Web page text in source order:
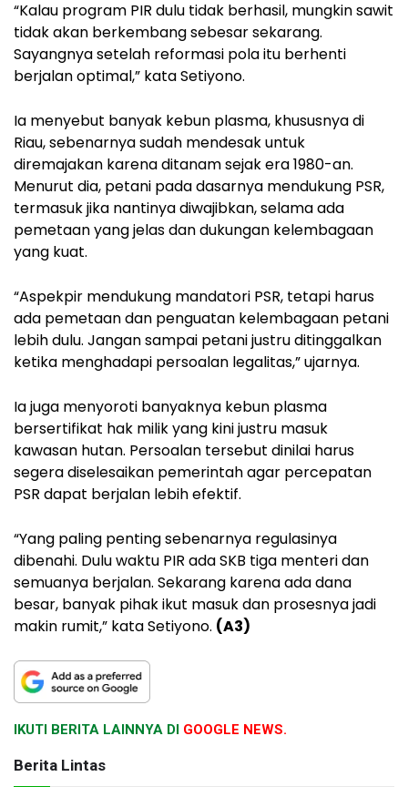
“Kalau program PIR dulu tidak berhasil, mungkin sawit
tidak akan berkembang sebesar sekarang.
Sayangnya setelah reformasi pola itu berhenti
berjalan optimal,” kata Setiyono.
Ia menyebut banyak kebun plasma, khususnya di
Riau, sebenarnya sudah mendesak untuk
diremajakan karena ditanam sejak era 1980-an.
Menurut dia, petani pada dasarnya mendukung PSR,
termasuk jika nantinya diwajibkan, selama ada
pemetaan yang jelas dan dukungan kelembagaan
yang kuat.
“Aspekpir mendukung mandatori PSR, tetapi harus
ada pemetaan dan penguatan kelembagaan petani
lebih dulu. Jangan sampai petani justru ditinggalkan
ketika menghadapi persoalan legalitas,” ujarnya.
Ia juga menyoroti banyaknya kebun plasma
bersertifikat hak milik yang kini justru masuk
kawasan hutan. Persoalan tersebut dinilai harus
segera diselesaikan pemerintah agar percepatan
PSR dapat berjalan lebih efektif.
“Yang paling penting sebenarnya regulasinya
dibenahi. Dulu waktu PIR ada SKB tiga menteri dan
semuanya berjalan. Sekarang karena ada dana
besar, banyak pihak ikut masuk dan prosesnya jadi
makin rumit,” kata Setiyono. (A3)
IKUTI BERITA LAINNYA DI GOOGLE NEWS.
Berita Lintas